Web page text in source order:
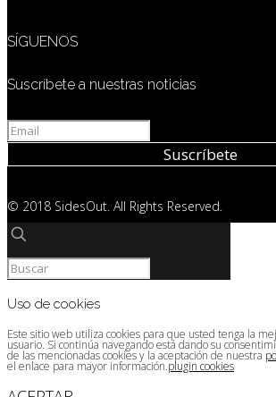
SÍGUENOS
Suscríbete a nuestras noticias
© 2018 SidesOut. All Rights Reserved.
Uso de cookies
Este sitio web utiliza cookies para que usted tenga la
usuario. Si continúa navegando está dando su
de las mencionadas cookies y la aceptación de nuestra
el enlace para mayor información.plugin cookies